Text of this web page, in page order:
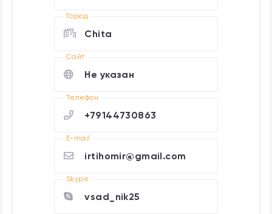
Город
Chita
Cайт
Не указан
Телефон
+79144730863
E-mail
irtihomir@gmail.com
Skype
vsad_nik25